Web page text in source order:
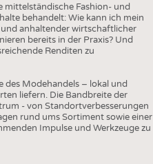
mittelständische Fashion- und
behandelt: Wie kann ich mein
anhaltender wirtschaftlicher
bereits in der Praxis? Und
Renditen zu
des Modehandels – lokal und
liefern. Die Bandbreite der
- von Standortverbesserungen
rund ums Sortiment sowie einer
Impulse und Werkzeuge zu